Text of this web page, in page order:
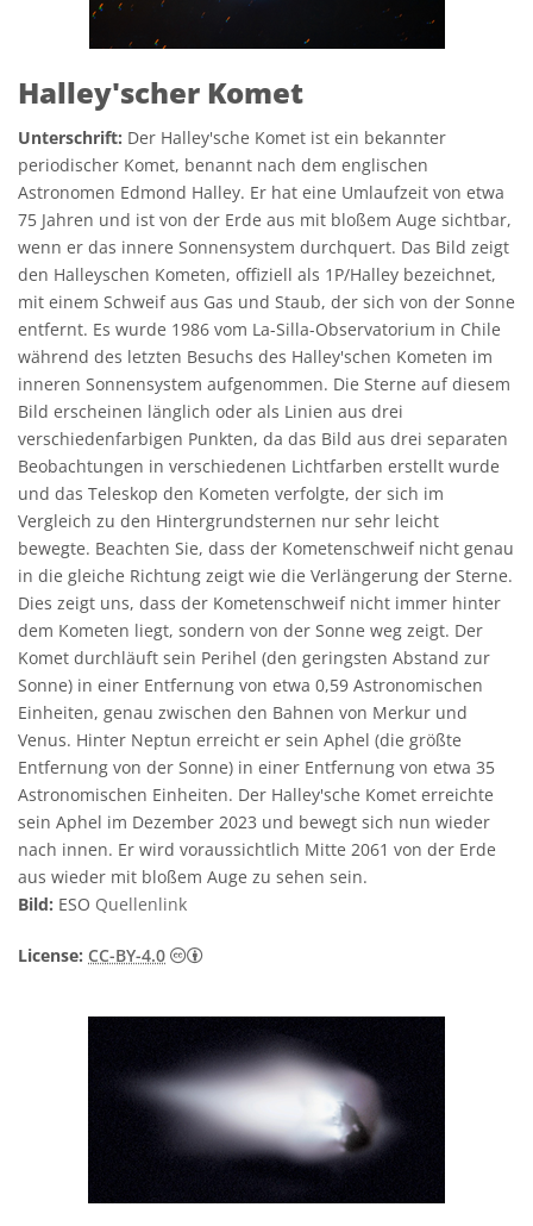
Halley'scher Komet
Unterschrift: Der Halley'sche Komet ist ein bekannter
periodischer Komet, benannt nach dem englischen
Astronomen Edmond Halley. Er hat eine Umlaufzeit von etwa
75 Jahren und ist von der Erde aus mit bloßem Auge sichtbar,
wenn er das innere Sonnensystem durchquert. Das Bild zeigt
den Halleyschen Kometen, offiziell als 1P/Halley bezeichnet,
mit einem Schweif aus Gas und Staub, der sich von der Sonne
entfernt. Es wurde 1986 vom La-Silla-Observatorium in Chile
während des letzten Besuchs des Halley'schen Kometen im
inneren Sonnensystem aufgenommen. Die Sterne auf diesem
Bild erscheinen länglich oder als Linien aus drei
verschiedenfarbigen Punkten, da das Bild aus drei separaten
Beobachtungen in verschiedenen Lichtfarben erstellt wurde
und das Teleskop den Kometen verfolgte, der sich im
Vergleich zu den Hintergrundsternen nur sehr leicht
bewegte. Beachten Sie, dass der Kometenschweif nicht genau
in die gleiche Richtung zeigt wie die Verlängerung der Sterne.
Dies zeigt uns, dass der Kometenschweif nicht immer hinter
dem Kometen liegt, sondern von der Sonne weg zeigt. Der
Komet durchläuft sein Perihel (den geringsten Abstand zur
Sonne) in einer Entfernung von etwa 0,59 Astronomischen
Einheiten, genau zwischen den Bahnen von Merkur und
Venus. Hinter Neptun erreicht er sein Aphel (die größte
Entfernung von der Sonne) in einer Entfernung von etwa 35
Astronomischen Einheiten. Der Halley'sche Komet erreichte
sein Aphel im Dezember 2023 und bewegt sich nun wieder
nach innen. Er wird voraussichtlich Mitte 2061 von der Erde
aus wieder mit bloßem Auge zu sehen sein.
Bild: ESO Quellenlink
License: CC-BY-4.0 Creative Commons Namensnennung 4.0